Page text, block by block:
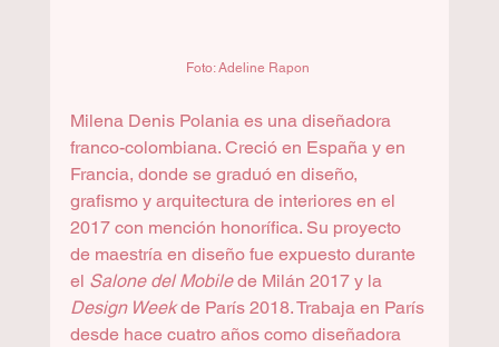
Foto: Adeline Rapon
Milena Denis Polania es una diseñadora
franco-colombiana. Creció en España y en
Francia, donde se graduó en diseño,
grafismo y arquitectura de interiores en el
2017 con mención honorífica. Su proyecto
de maestría en diseño fue expuesto durante
el Salone del Mobile de Milán 2017 y la
Design Week de París 2018. Trabaja en París
desde hace cuatro años como diseñadora